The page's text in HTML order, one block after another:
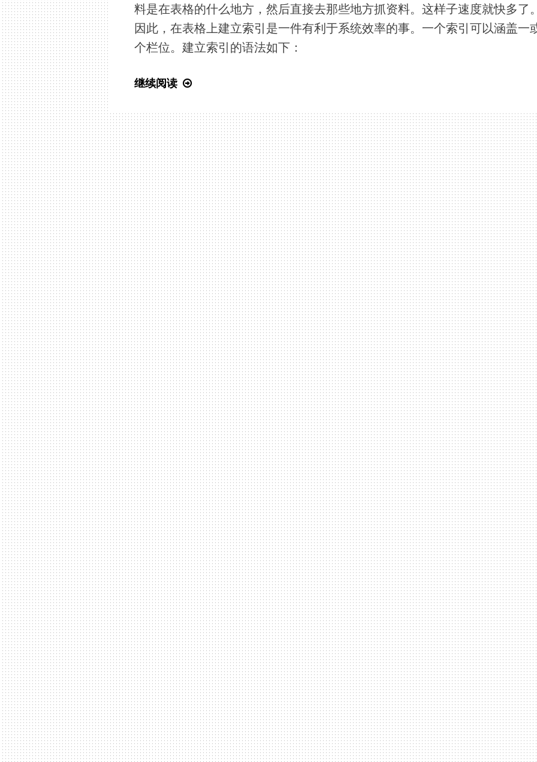
料是在表格的什么地方，然后直接去那些地方抓资料。这样子速度就快多了
因此，在表格上建立索引是一件有利于系统效率的事。一个索引可以涵盖一
个栏位。建立索引的语法如下：
继续阅读
门
教
程
(26)
Create
Index